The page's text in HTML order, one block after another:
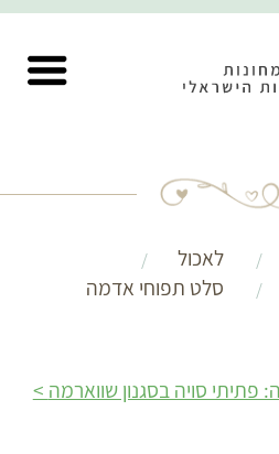
לאכול
סלט תפוחי אדמה
פתיתי סויה בסגנון שווארמה